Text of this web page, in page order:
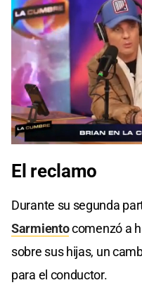
of
El reclamo
Durante su segunda
Sarmientocomenzó a
sobre sus hijas, un
para el conductor.